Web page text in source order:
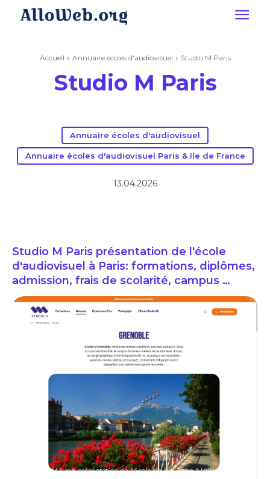
Accueil Annuaire écoles d'audiovisuel Studio M Paris
Studio M Paris
Annuaire écoles d'audiovisuel
Annuaire écoles d'audiovisuel Paris & Ile de France
13.04.2026
Studio M Paris présentation de l'école
d'audiovisuel à Paris: formations, diplômes,
admission, frais de scolarité, campus …
Studio M Lyon présentation de l'école de la culture à Villeurbanne: